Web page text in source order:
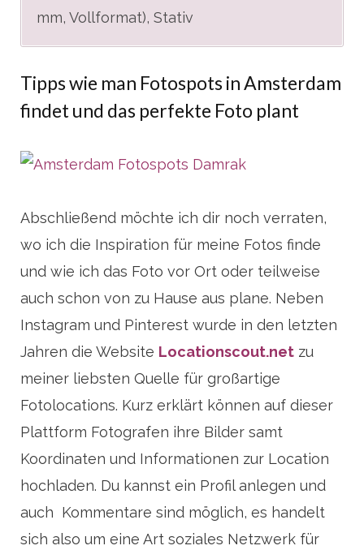
mm, Vollformat), Stativ
Tipps wie man Fotospots in Amsterdam
findet und das perfekte Foto plant
Abschließend möchte ich dir noch verraten,
wo ich die Inspiration für meine Fotos finde
und wie ich das Foto vor Ort oder teilweise
auch schon von zu Hause aus plane. Neben
Instagram und Pinterest wurde in den letzten
Jahren die Website Locationscout.net zu
meiner liebsten Quelle für großartige
Fotolocations. Kurz erklärt können auf dieser
Plattform Fotografen ihre Bilder samt
Koordinaten und Informationen zur Location
hochladen. Du kannst ein Profil anlegen und
auch Kommentare sind möglich, es handelt
sich also um eine Art soziales Netzwerk für